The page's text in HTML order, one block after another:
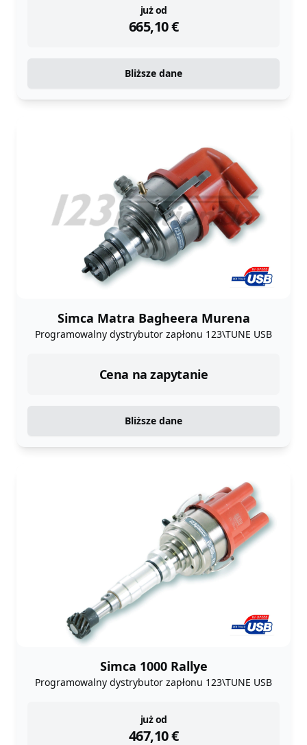
już od
665,10€
instock
Bliższe dane
Simca Matra Bagheera Murena
Programowalny dystrybutor zapłonu 123\TUNE USB
Cena na zapytanie
Bliższe dane
Simca 1000 Rallye
Programowalny dystrybutor zapłonu 123\TUNE USB
już od
467,10€
instock